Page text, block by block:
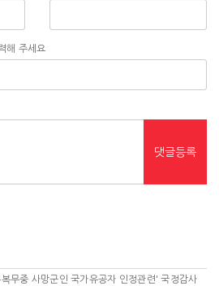
해 주세요
댓글등록
무중 사망군인 국가유공자 인정관련' 국정감사